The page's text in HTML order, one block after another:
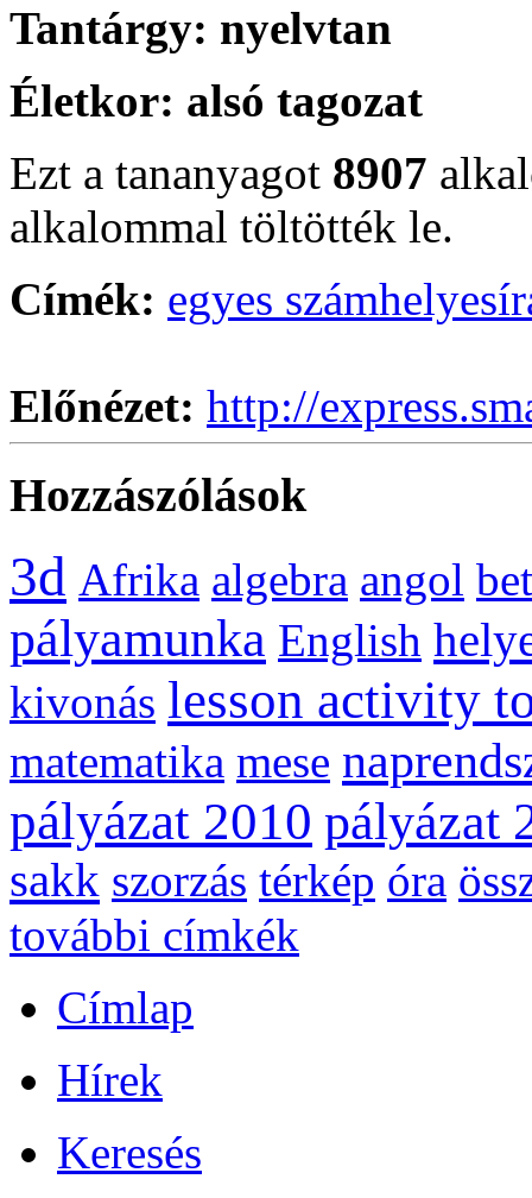
Tantárgy: nyelvtan
Életkor: alsó tagozat
Ezt a tananyagot 8907
alkalommal töltötték le.
Címék: egyes szám
Előnézet: http://
Hozzászólások
3d Afrika algebra angol
pályamunka English
kivonás lesson activity
matematika mese
pályázat 2010 pályázat
sakk szorzás térkép óra
további címkék
Címlap
Hírek
Keresés